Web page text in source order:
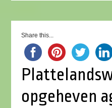
Share this...
opgeheven